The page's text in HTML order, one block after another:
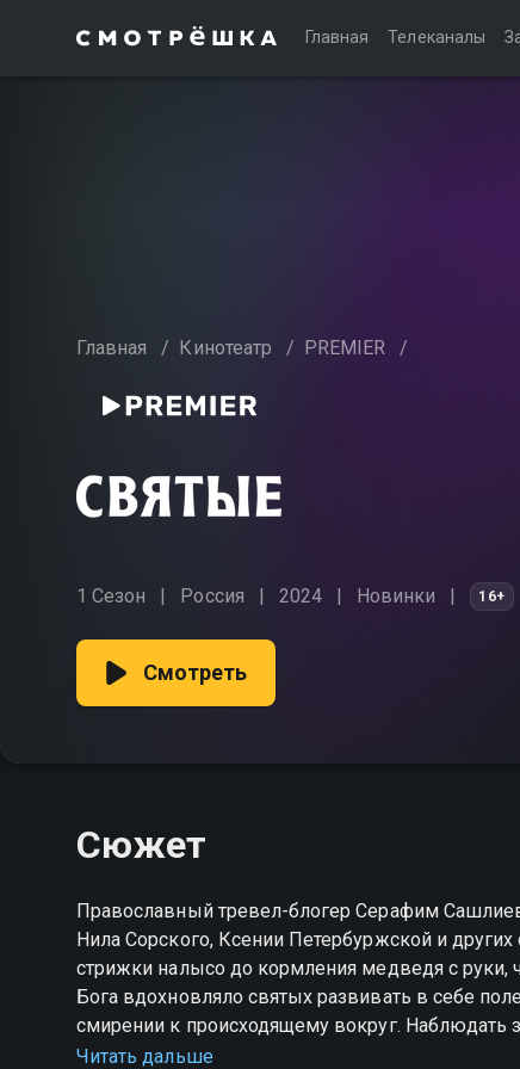
Главная Телеканалы
Главная / Кинотеатр / PREMIER /
1 Сезон Россия 2024 Новинки 16+
Смотреть
Сюжет
Православный тревел-блогер Серафим
Нила Сорского, Ксении Петербуржской и
стрижки налысо до кормления медведя с руки,
Бога вдохновляло святых развивать в себе
смирении к происходящему вокруг.
силе будут психолог и священник.
Читать дальше